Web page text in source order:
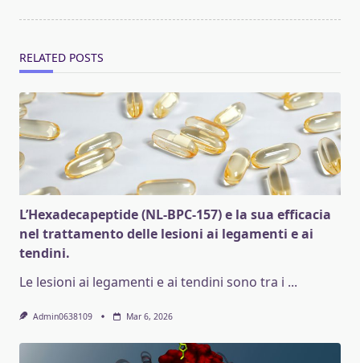
RELATED POSTS
L’Hexadecapeptide (NL-BPC-157) e la sua efficacia
nel trattamento delle lesioni ai legamenti e ai
tendini.
Le lesioni ai legamenti e ai tendini sono tra i ...
Admin0638109 Mar 6, 2026